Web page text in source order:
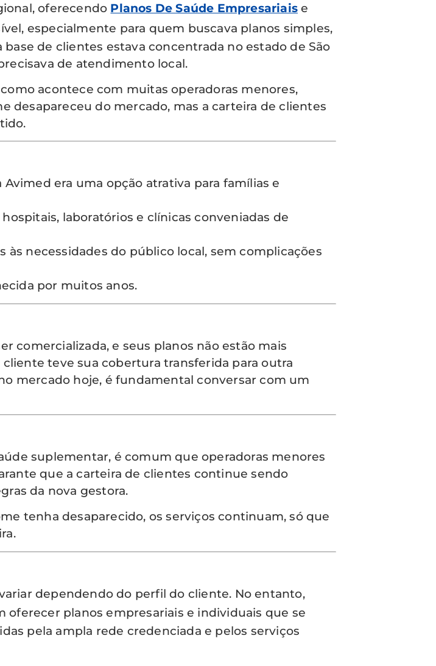
oferecendo Planos De Saúde Empresariais e
especialmente para quem buscava planos simples,
de clientes estava concentrada no estado de São
de atendimento local.
acontece com muitas operadoras menores,
desapareceu do mercado, mas a carteira de clientes
era uma opção atrativa para famílias e
laboratórios e clínicas conveniadas de
às necessidades do público local, sem complicações
por muitos anos.
comercializada, e seus planos não estão mais
teve sua cobertura transferida para outra
mercado hoje, é fundamental conversar com um
suplementar, é comum que operadoras menores
que a carteira de clientes continue sendo
da nova gestora.
tenha desaparecido, os serviços continuam, só que
dependendo do perfil do cliente. No entanto,
oferecer planos empresariais e individuais que se
pela ampla rede credenciada e pelos serviços